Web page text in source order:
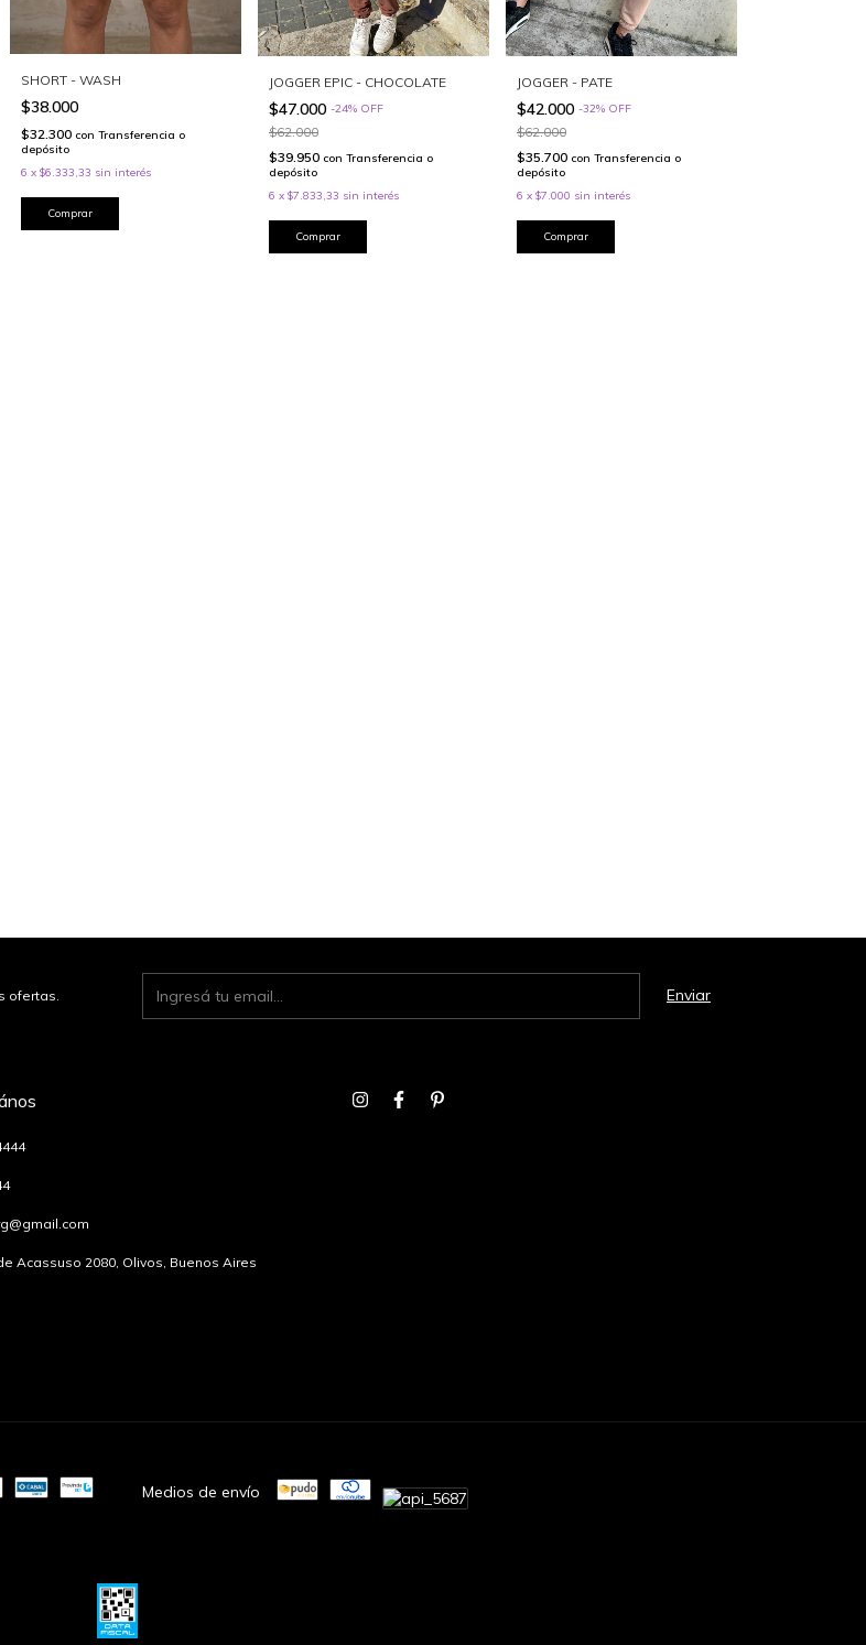
SHORT - WASH
$38.000
$32.300 con Transferencia o
depósito
6 x $6.333,33 sin interés
Comprar
JOGGER EPIC - CHOCOLATE
$47.000 -24% OFF
$62.000
$39.950 con Transferencia o
depósito
6 x $7.833,33 sin interés
Comprar
JOGGER - PATE
$42.000 -32% OFF
$62.000
$35.700 con Transferencia o
depósito
6 x $7.000 sin interés
Comprar
ofertas.
Acassuso 2080, Olivos, Buenos Aires
Medios de envío